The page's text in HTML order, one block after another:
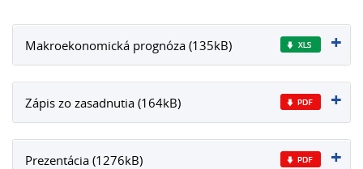
Makroekonomická prognóza (135kB)
Zápis zo zasadnutia (164kB)
Prezentácia (1276kB)